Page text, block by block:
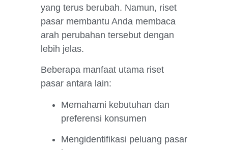
yang terus berubah. Namun, riset
pasar membantu Anda membaca
arah perubahan tersebut dengan
lebih jelas.
Beberapa manfaat utama riset
pasar antara lain:
Memahami kebutuhan dan
preferensi konsumen
Mengidentifikasi peluang pasar